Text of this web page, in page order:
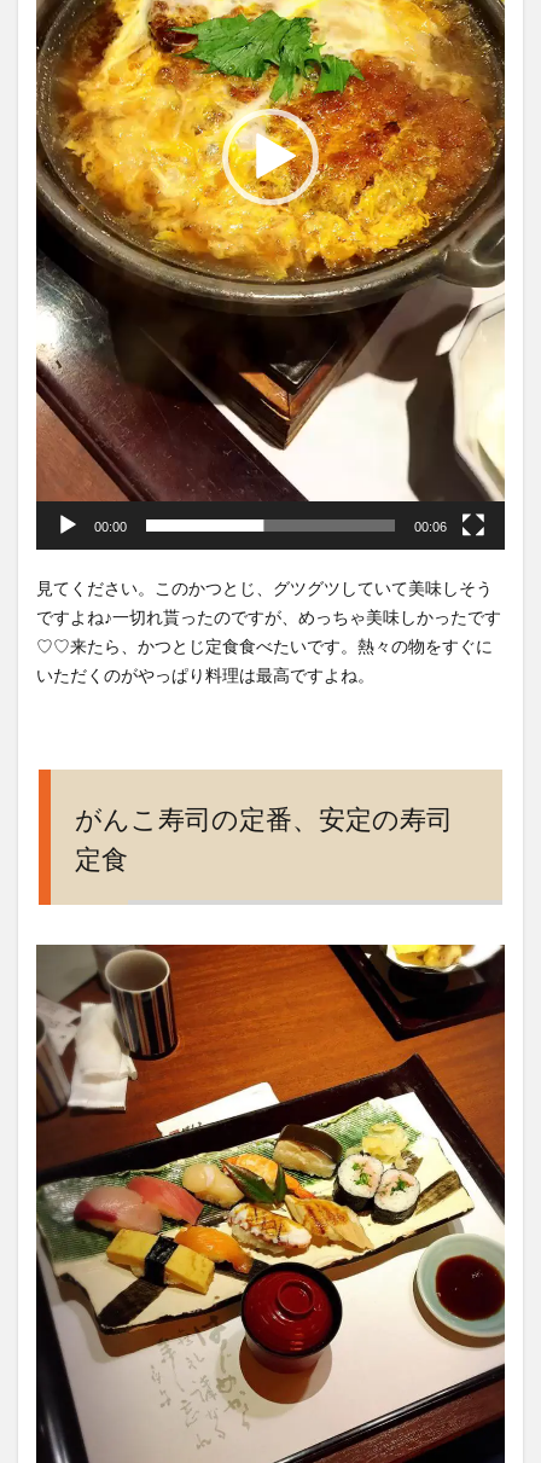
00:00 00:06
見てください。このかつとじ、グツグツしていて美味しそう
ですよね♪一切れ貰ったのですが、めっちゃ美味しかったです
♡♡来たら、かつとじ定食食べたいです。熱々の物をすぐに
いただくのがやっぱり料理は最高ですよね。
がんこ寿司の定番、安定の寿司
定食